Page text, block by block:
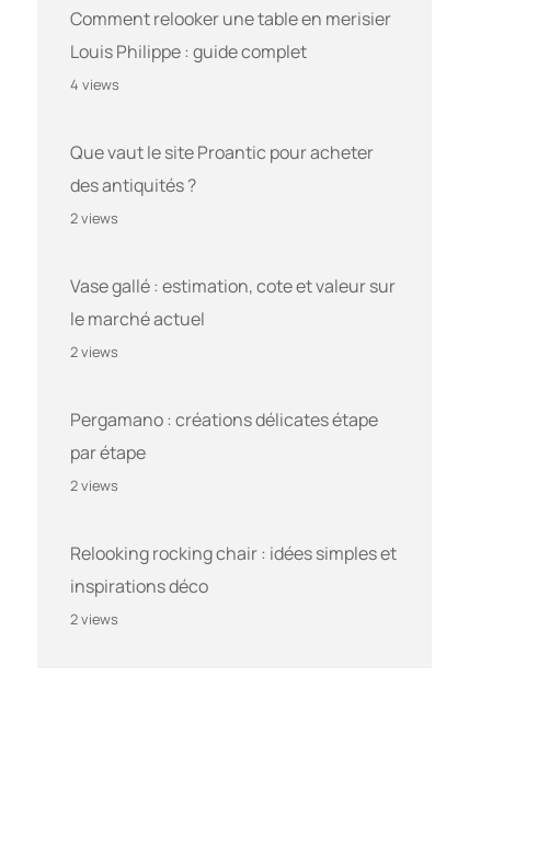
Comment relooker une table en merisier
Louis Philippe : guide complet
4 views
Que vaut le site Proantic pour acheter
des antiquités ?
2 views
Vase gallé : estimation, cote et valeur sur
le marché actuel
2 views
Pergamano : créations délicates étape
par étape
2 views
Relooking rocking chair : idées simples et
inspirations déco
2 views